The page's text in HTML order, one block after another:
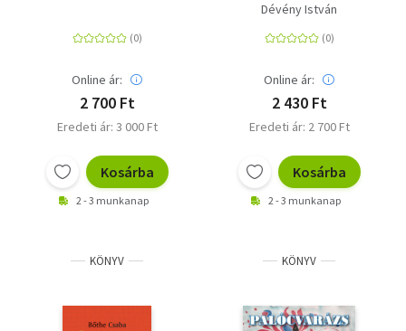
Online ár:
2 700 Ft
Eredeti ár: 3 000 Ft
Kosárba
2 - 3 munkanap
Dévény István
Online ár:
2 430 Ft
Eredeti ár: 2 700 Ft
Kosárba
2 - 3 munkanap
KÖNYV KÖNYV